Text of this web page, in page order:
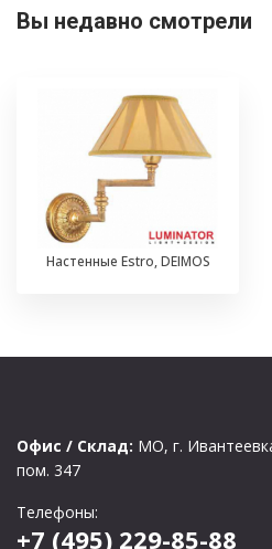
Вы недавно смотрели
Настенные Estro, DEIMOS
Офис / Склад: МО, г.
пом. 347
Телефоны:
+7 (495) 229-85-88